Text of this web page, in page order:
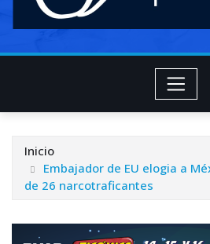
Inicio
Embajador de EU elogia a
de 26 narcotraficantes